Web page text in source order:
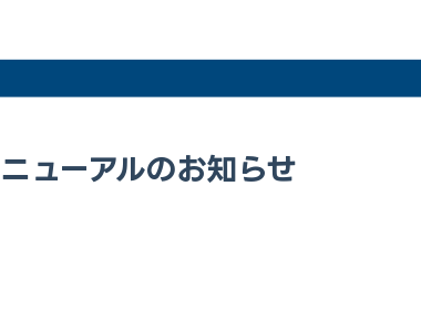
ューアルのお知らせ